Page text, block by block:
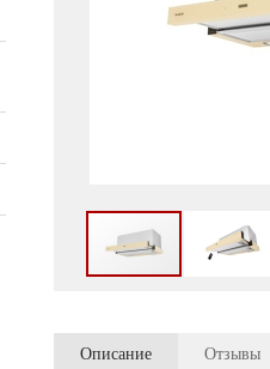
Описание Отзывы